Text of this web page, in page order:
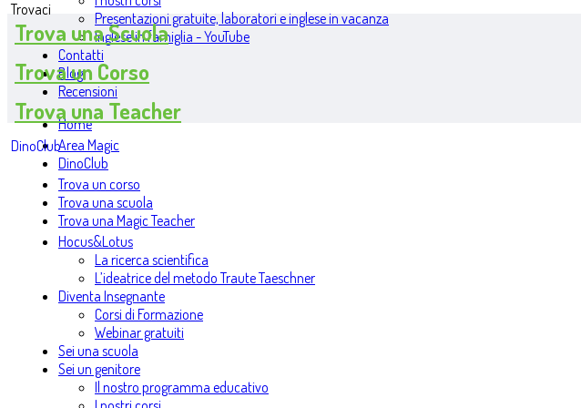
Presentazioni gratuite, laboratori e inglese in vacanza
Inglese in famiglia - YouTube
Contatti
Blog
Recensioni
Home
Area Magic
DinoClub
Trova un corso
Trova una scuola
Trova una Magic Teacher
Hocus&Lotus
La ricerca scientifica
L’ideatrice del metodo Traute Taeschner
Diventa Insegnante
Corsi di Formazione
Webinar gratuiti
Sei una scuola
Sei un genitore
Il nostro programma educativo
Trovaci
Trova una Scuola
Trova un Corso
Trova una Teacher
DinoClub